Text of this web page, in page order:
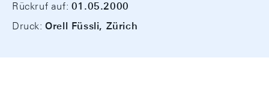
Rückruf auf: 01.05.2000
Druck:Orell Füssli, Zürich